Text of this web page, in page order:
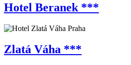
Hotel Beranek ***
Zlatá Váha ***